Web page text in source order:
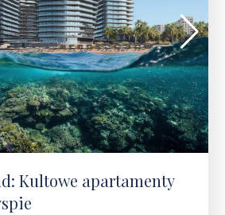
Kultowe apartamenty